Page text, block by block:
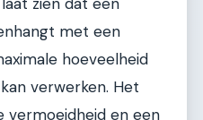
met een
hoeveelheid
verwerken. Het
vermoeidheid en een